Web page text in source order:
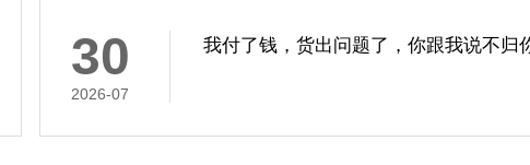
30
2026-07
我付了钱，货出问题了，你跟我说不归